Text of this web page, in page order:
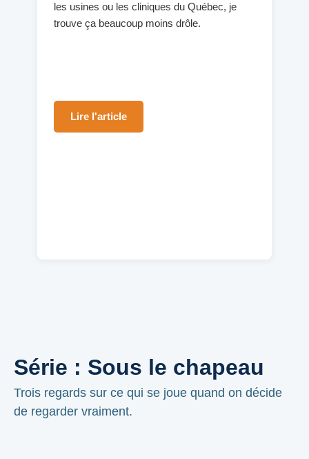
les usines ou les cliniques du Québec, je
trouve ça beaucoup moins drôle.
Lire l'article
Série : Sous le chapeau
Trois regards sur ce qui se joue quand on décide
de regarder vraiment.